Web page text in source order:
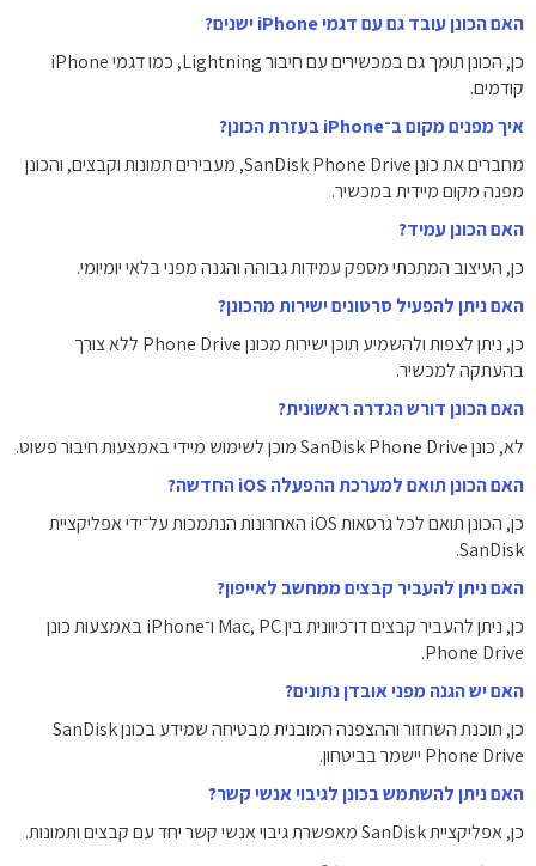
האם הכונן עובד גם עם דגמי iPhone ישנים?
כן, הכונן תומך גם במכשירים עם חיבור Lightning, כמו דגמי iPhone
קודמים.
איך מפנים מקום ב־iPhone בעזרת הכונן?
מחברים את כונן SanDisk Phone Drive, מעבירים תמונות וקבצים, והכונן
מפנה מקום מיידית במכשיר.
האם הכונן עמיד?
כן, העיצוב המתכתי מספק עמידות גבוהה והגנה מפני בלאי יומיומי.
האם ניתן להפעיל סרטונים ישירות מהכונן?
כן, ניתן לצפות ולהשמיע תוכן ישירות מכונן Phone Drive ללא צורך
בהעתקה למכשיר.
האם הכונן דורש הגדרה ראשונית?
לא, כונן SanDisk Phone Drive מוכן לשימוש מיידי באמצעות חיבור פשוט.
האם הכונן תואם למערכת ההפעלה iOS החדשה?
כן, הכונן תואם לכל גרסאות iOS האחרונות הנתמכות על־ידי אפליקציית
SanDisk.
האם ניתן להעביר קבצים ממחשב לאייפון?
כן, ניתן להעביר קבצים דו־כיוונית בין Mac, PC ו־iPhone באמצעות כונן
Phone Drive.
האם יש הגנה מפני אובדן נתונים?
כן, תוכנת השחזור וההצפנה המובנית מבטיחה שמידע בכונן SanDisk
Phone Drive יישמר בביטחון.
האם ניתן להשתמש בכונן לגיבוי אנשי קשר?
כן, אפליקציית SanDisk מאפשרת גיבוי אנשי קשר יחד עם קבצים ותמונות.